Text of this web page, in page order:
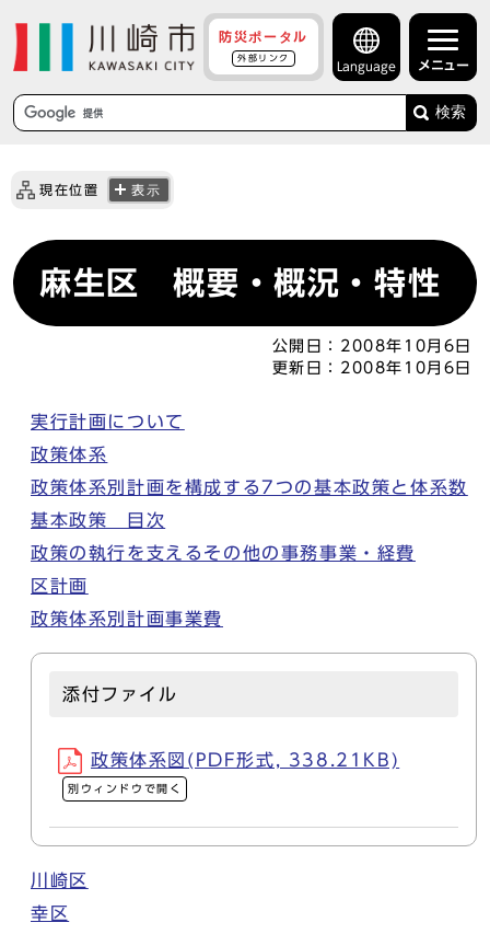
防災ポータル
外部リンク
Language メニュー
検索
現在位置 表示
麻生区 概要・概況・特性
公開日： 2008年10月6日
更新日： 2008年10月6日
実行計画について
政策体系
政策体系別計画を構成する7つの基本政策と体系数
基本政策 目次
政策の執行を支えるその他の事務事業・経費
区計画
政策体系別計画事業費
添付ファイル
政策体系図(PDF形式, 338.21KB)
別ウィンドウで開く
川崎区
幸区